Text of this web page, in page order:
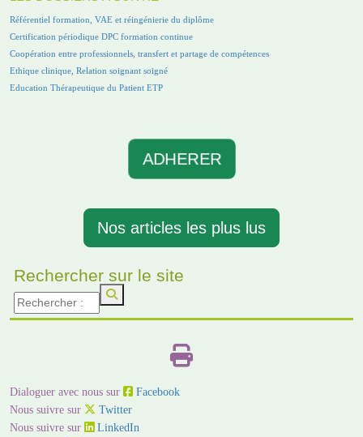
Référentiel formation, VAE et réingénierie du diplôme
Certification périodique DPC formation continue
Coopération entre professionnels, transfert et partage de compétences
Ethique clinique, Relation soignant soigné
Education Thérapeutique du Patient ETP
ADHERER
Nos articles les plus lus
Rechercher sur le site
Dialoguer avec nous sur
Facebook
Nous suivre sur
Twitter
Nous suivre sur
LinkedIn